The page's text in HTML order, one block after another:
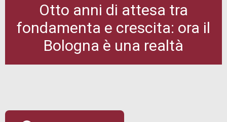
Otto anni di attesa tra
fondamenta e crescita: ora il
Bologna è una realtà